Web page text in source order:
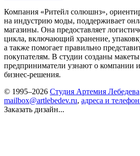
Компания «Ритейл солюшнз»,
на индустрию моды, поддерживает
магазины. Она предоставляет
цикла, включающий хранение,
а также помогает правильно
покупателям. В студии созданы
предприниматели узнают о компании
бизнес-решения.
© 1995–2026 Студия Артемия Лебедева
mailbox@artlebedev.ru, адреса и
Заказать дизайн...